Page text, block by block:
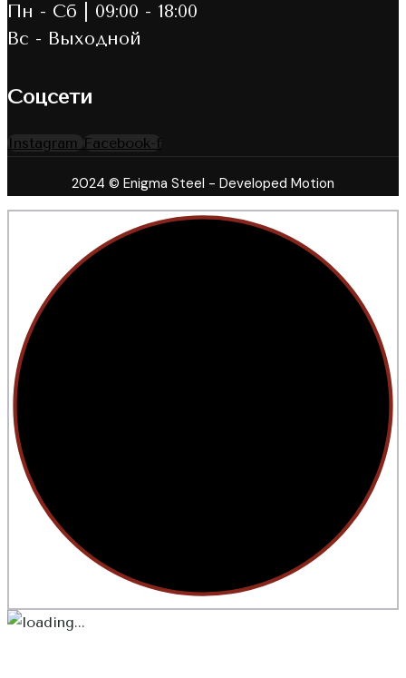
Пн - Сб | 09:00 - 18:00
Вс - Выходной
Соцсети
Instagram Facebook-f
2024 © Enigma Steel - Developed Motion